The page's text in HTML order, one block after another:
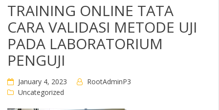
TRAINING ONLINE TATA
CARA VALIDASI METODE UJI
PADA LABORATORIUM
PENGUJI
January 4, 2023
RootAdminP3
Uncategorized